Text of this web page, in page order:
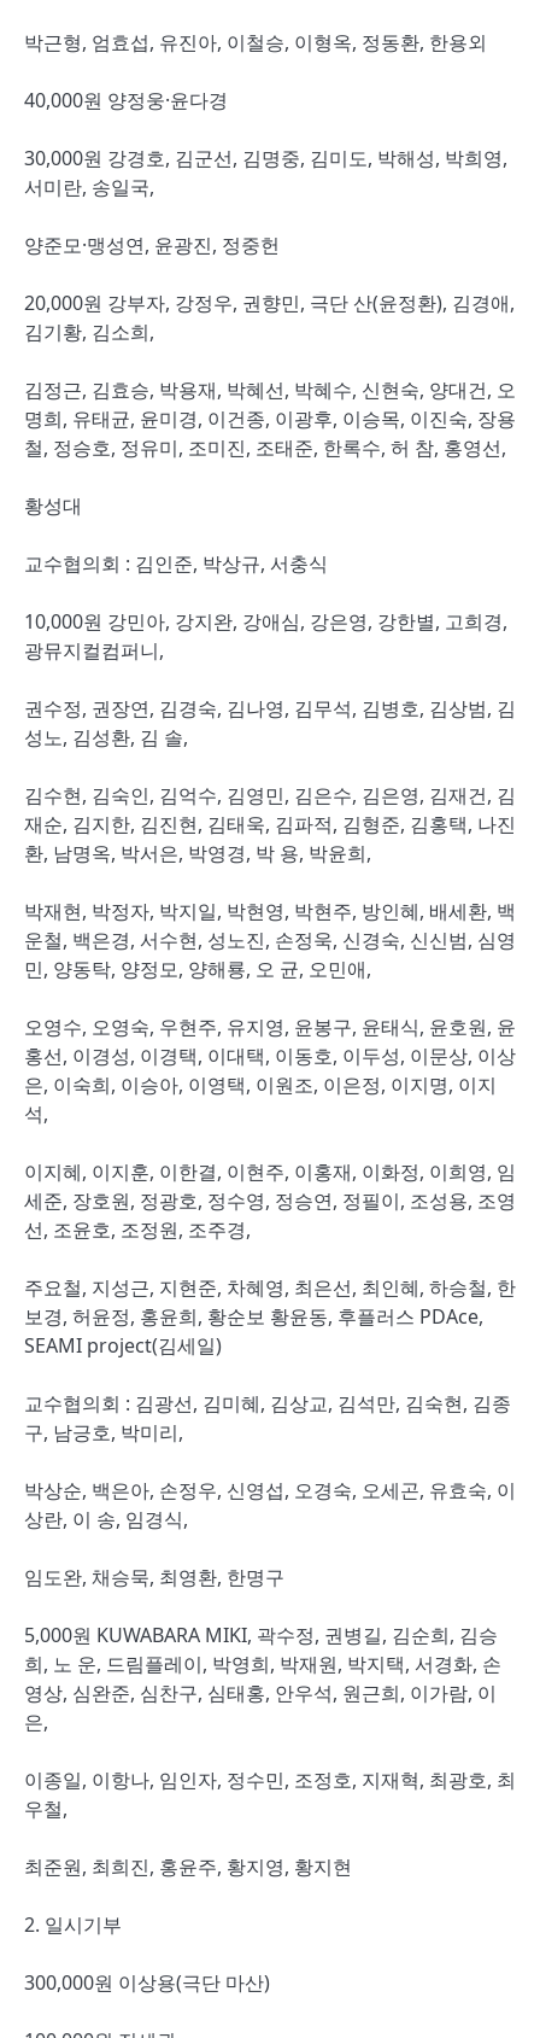
박근형, 엄효섭, 유진아, 이철승, 이형옥, 정동환, 한용외
40,000원 양정웅·윤다경
30,000원 강경호, 김군선, 김명중, 김미도, 박해성, 박희영,
서미란, 송일국,
양준모·맹성연, 윤광진, 정중헌
20,000원 강부자, 강정우, 권향민, 극단 산(윤정환), 김경애,
김기황, 김소희,
김정근, 김효승, 박용재, 박혜선, 박혜수, 신현숙, 양대건, 오
명희, 유태균, 윤미경, 이건종, 이광후, 이승목, 이진숙, 장용
철, 정승호, 정유미, 조미진, 조태준, 한록수, 허 참, 홍영선,
황성대
교수협의회 : 김인준, 박상규, 서충식
10,000원 강민아, 강지완, 강애심, 강은영, 강한별, 고희경,
광뮤지컬컴퍼니,
권수정, 권장연, 김경숙, 김나영, 김무석, 김병호, 김상범, 김
성노, 김성환, 김 솔,
김수현, 김숙인, 김억수, 김영민, 김은수, 김은영, 김재건, 김
재순, 김지한, 김진현, 김태욱, 김파적, 김형준, 김홍택, 나진
환, 남명옥, 박서은, 박영경, 박 용, 박윤희,
박재현, 박정자, 박지일, 박현영, 박현주, 방인혜, 배세환, 백
운철, 백은경, 서수현, 성노진, 손정욱, 신경숙, 신신범, 심영
민, 양동탁, 양정모, 양해룡, 오 균, 오민애,
오영수, 오영숙, 우현주, 유지영, 윤봉구, 윤태식, 윤호원, 윤
홍선, 이경성, 이경택, 이대택, 이동호, 이두성, 이문상, 이상
은, 이숙희, 이승아, 이영택, 이원조, 이은정, 이지명, 이지
석,
이지혜, 이지훈, 이한결, 이현주, 이홍재, 이화정, 이희영, 임
세준, 장호원, 정광호, 정수영, 정승연, 정필이, 조성용, 조영
선, 조윤호, 조정원, 조주경,
주요철, 지성근, 지현준, 차혜영, 최은선, 최인혜, 하승철, 한
보경, 허윤정, 홍윤희, 황순보 황윤동, 후플러스 PDAce,
SEAMI project(김세일)
교수협의회 : 김광선, 김미혜, 김상교, 김석만, 김숙현, 김종
구, 남긍호, 박미리,
박상순, 백은아, 손정우, 신영섭, 오경숙, 오세곤, 유효숙, 이
상란, 이 송, 임경식,
임도완, 채승묵, 최영환, 한명구
5,000원 KUWABARA MIKI, 곽수정, 권병길, 김순희, 김승
희, 노 운, 드림플레이, 박영희, 박재원, 박지택, 서경화, 손
영상, 심완준, 심찬구, 심태홍, 안우석, 원근희, 이가람, 이
은,
이종일, 이항나, 임인자, 정수민, 조정호, 지재혁, 최광호, 최
우철,
최준원, 최희진, 홍윤주, 황지영, 황지현
2. 일시기부
300,000원 이상용(극단 마산)